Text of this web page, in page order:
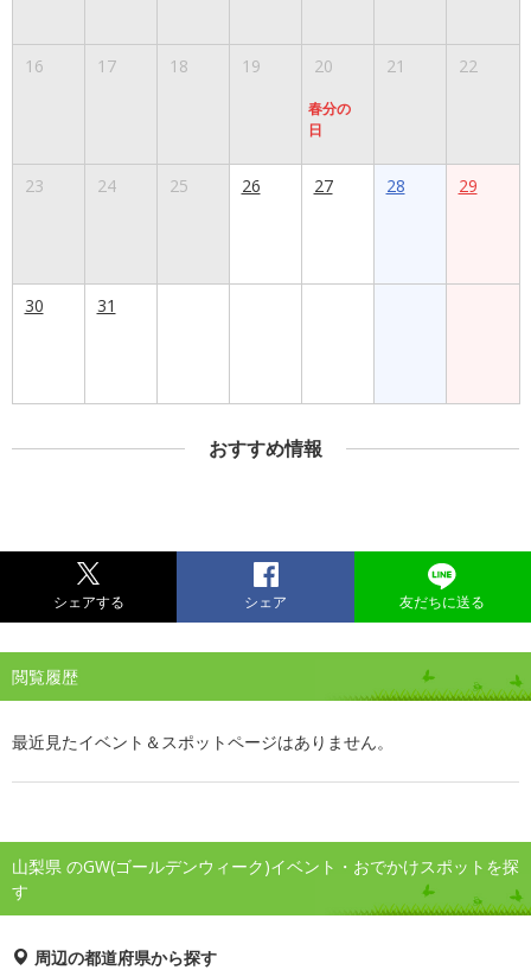
16 17 18 19 20
春分の
日
21 22
23 24 25 26 27 28 29
30 31
おすすめ情報
シェアする シェア 友だちに送る
閲覧履歴
最近見たイベント＆スポットページはありません。
山梨県 のGW(ゴールデンウィーク)イベント・おでかけスポットを探
す
周辺の都道府県から探す